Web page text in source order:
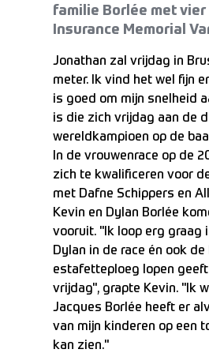
familie Borlée met
Insurance Memorial
Jonathan zal vrijdag in
meter. Ik vind het wel fijn
is goed om mijn snelheid
is die zich vrijdag aan de
wereldkampioen op de
In de vrouwenrace op de
zich te kwalificeren voor
met Dafne Schippers en
Kevin en Dylan Borlée
vooruit. "Ik loop erg graag
Dylan in de race én ook
estafetteploeg lopen geeft
vrijdag", grapte Kevin. "Ik
Jacques Borlée heeft er
van mijn kinderen op een
kan zien."